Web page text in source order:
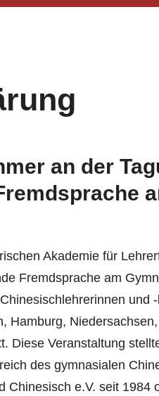
an der
Akademie für
Fremdsprache am
und
Hamburg,
Diese Veranstaltung
des gymnasialen
Chinesisch e.V. seit 1984